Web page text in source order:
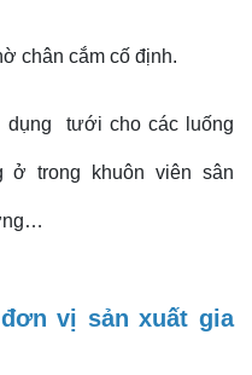
chân cắm cố định.
dụng tưới cho các luống
ở trong khuôn viên sân
vị sản xuất gia